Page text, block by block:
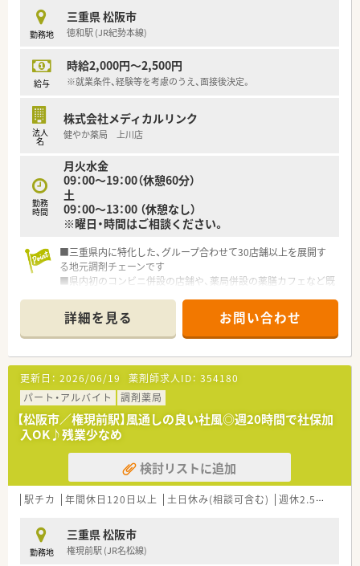
＼＼働きやすさが魅力、定着率◎／／
■産休・育休取得率は100％！ほぼ全員が復帰され、時短正社員や
パートへ切り替えて勤務されている方もいらっしゃいます。
■近隣に複数店舗あり、急なお休みにも対応が可能な仕組みが整
っています。
りとお休みが出来る環境がございます。
勤務地
三重県 松阪市
徳和駅 (JR紀勢本線)
給与
時給2,000円～2,500円
※就業条件、経験等を考慮のうえ、面接後決定。
法人
名
株式会社メディカルリンク
健やか薬局 上川店
勤務
時間
月火水金
09：00～19：00（休憩60分）
土
09：00～13：00 （休憩なし）
※曜日・時間はご相談ください。
■三重県内に特化した、グループ合わせて30店舗以上を展開す
る地元調剤チェーンです
■県内初のコンビニ併設の店舗や、薬局併設の薬膳カフェなど既
■在宅には積極的に取り組んでおり、三重県では在宅件数トップ
クラスです。
■産休・育休取得率は100％！ほぼ全員が復帰をされており、時短
での勤務者もいらっしゃいます。
詳細を見る お問い合わせ
更新日： 2026/06/19 薬剤師求人ID： 354180
パート・アルバイト
調剤薬局
【松阪市／権現前駅】風通しの良い社風◎週20時間で社保加
入OK♪残業少なめ
検討リストに追加
駅チカ 年間休日120日以上 土日休み(相談可含む) 週休2.5日以上
勤務地
三重県 松阪市
権現前駅 (JR名松線)